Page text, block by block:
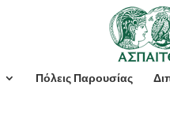
Πόλεις Παρουσίας